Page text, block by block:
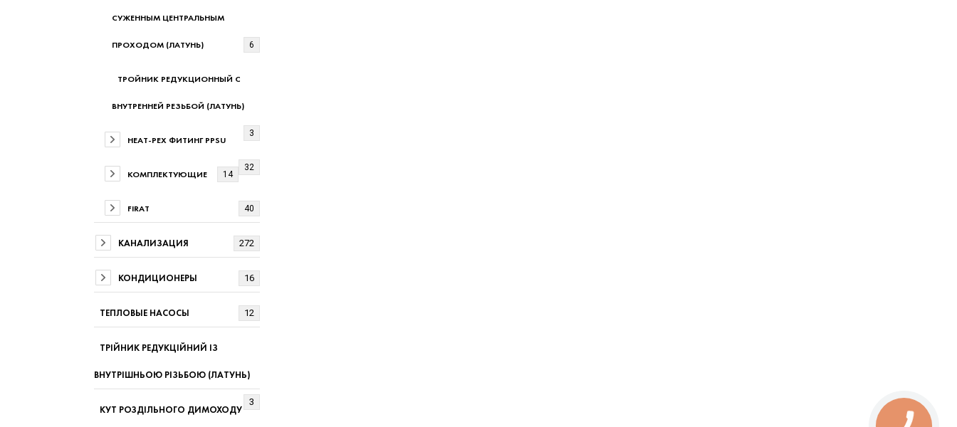
СУЖЕННЫМ ЦЕНТРАЛЬНЫМ
ПРОХОДОМ (ЛАТУНЬ) 6
ТРОЙНИК РЕДУКЦИОННЫЙ С
ВНУТРЕННЕЙ РЕЗЬБОЙ (ЛАТУНЬ)
3
HEAT-PEX ФИТИНГ PPSU
32
КОМПЛЕКТУЮЩИЕ 14
FIRAT 40
КАНАЛИЗАЦИЯ 272
КОНДИЦИОНЕРЫ 16
ТЕПЛОВЫЕ НАСОСЫ 12
ТРІЙНИК РЕДУКЦІЙНИЙ ІЗ
ВНУТРІШНЬОЮ РІЗЬБОЮ (ЛАТУНЬ)
3
КУТ РОЗДІЛЬНОГО ДИМОХОДУ